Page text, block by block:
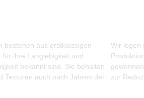
bestehen aus erstklassigen
für ihre Langlebigkeit und
bekannt sind. Sie behalten
Texturen auch nach Jahren der
Wir legen
zur